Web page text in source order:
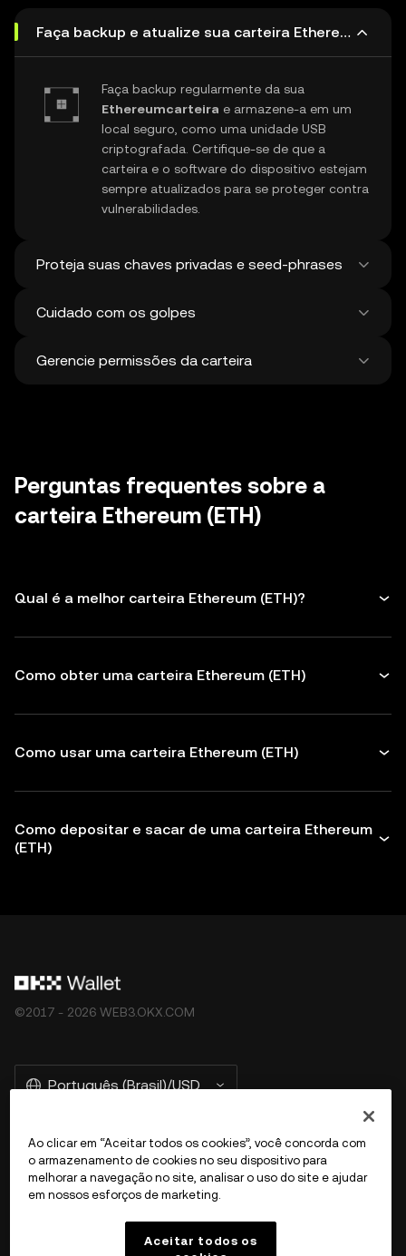
Faça backup e atualize sua carteira Ethereum
Faça backup regularmente da sua
Ethereumcarteira e armazene-a em um
local seguro, como uma unidade USB
criptografada. Certifique-se de que a
carteira e o software do dispositivo estejam
sempre atualizados para se proteger contra
vulnerabilidades.
Proteja suas chaves privadas e seed-phrases
Nunca compartilhe sua chave privada ou
capturas de tela ou armazenamento digital
Cuidado com os golpes
Fique atento a golpes de phishing
Gerencie permissões da carteira
Certifique-se de verificar os endereços dos
destinatários antes de fazer qualquer
transação
Perguntas frequentes sobre a
carteira Ethereum (ETH)
Qual é a melhor carteira Ethereum (ETH)?
Como obter uma carteira Ethereum (ETH)
Como usar uma carteira Ethereum (ETH)
Como depositar e sacar de uma carteira Ethereum
(ETH)
©2017 - 2026 WEB3.OKX.COM
Português (Brasil)/USD
Mais sobre a OKX Web3
Ao clicar em “Aceitar todos os cookies”, você concorda com
o armazenamento de cookies no seu dispositivo para
melhorar a navegação no site, analisar o uso do site e ajudar
em nossos esforços de marketing.
Aceitar todos os